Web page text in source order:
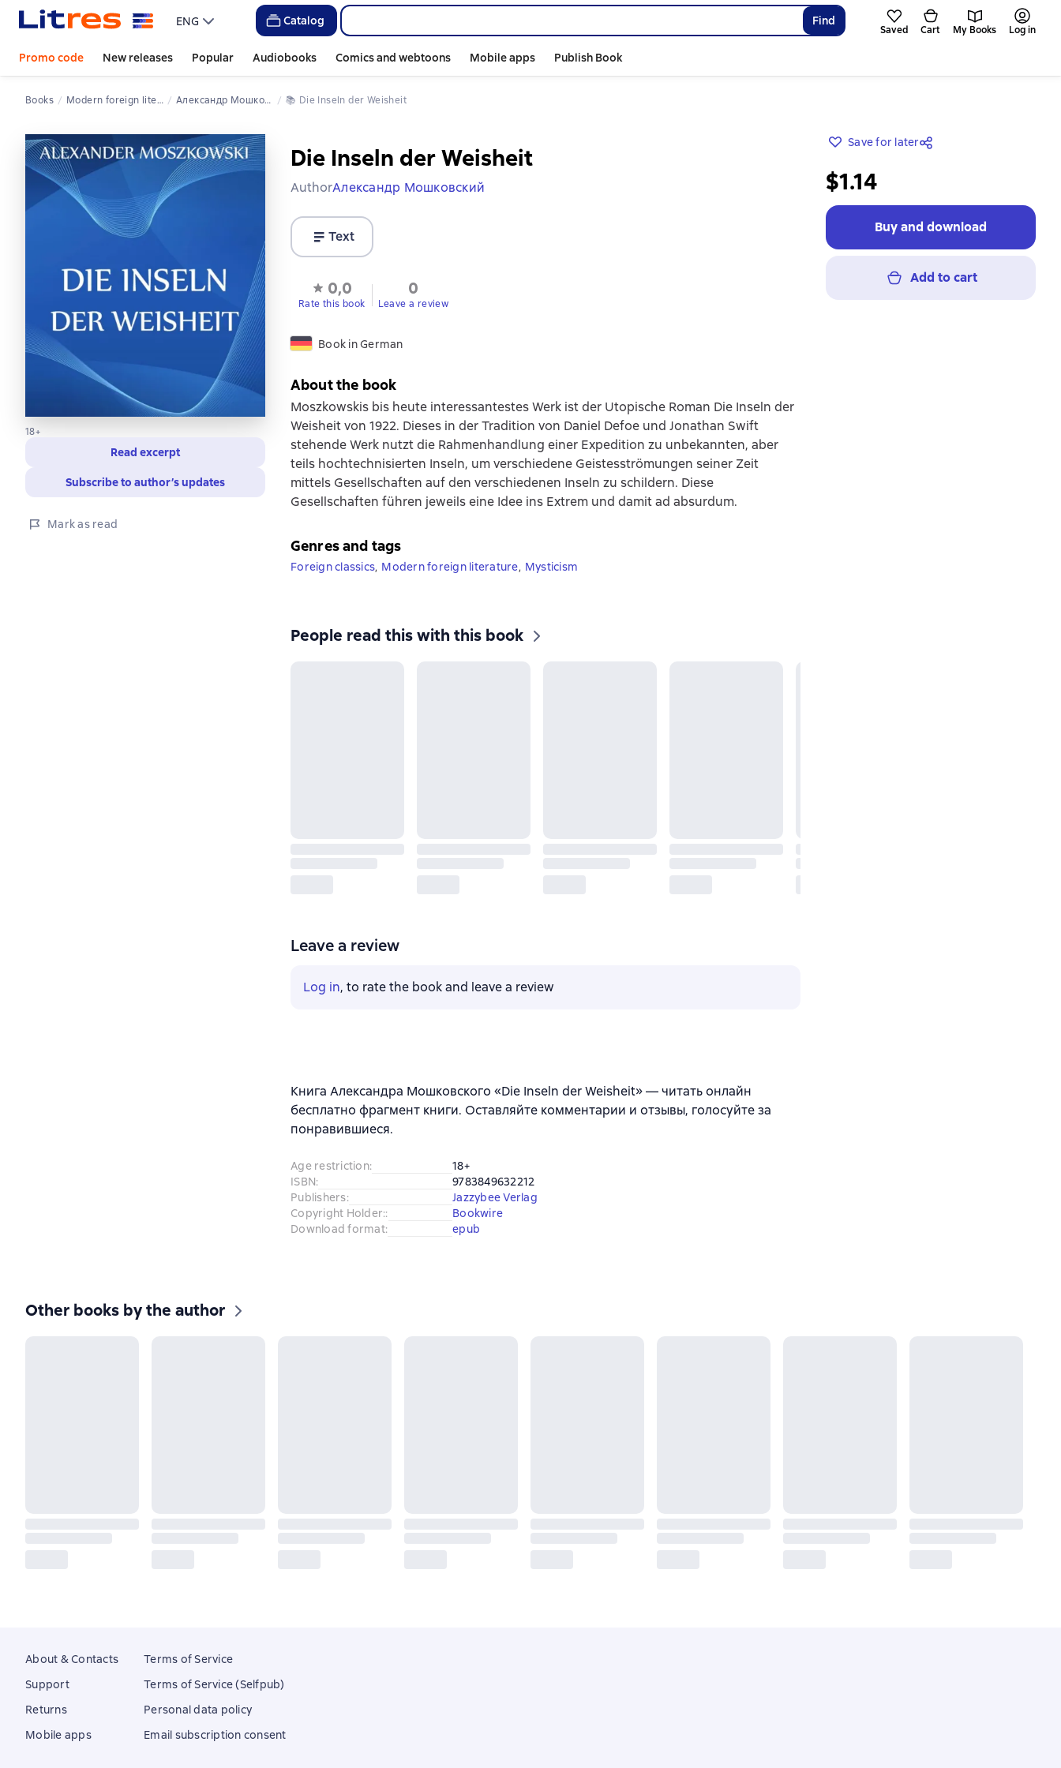
ENG Catalog Find
Saved Cart My Books Log in
Promo code New releases Popular Audiobooks Comics and webtoons Mobile apps Publish Book
Books Modern foreign literature Александр Мошковский 📚 Die Inseln der Weisheit
18+
Read excerpt
Subscribe to author’s updates
Mark as read
Die Inseln der Weisheit
AuthorАлександр Мошковский
Text
0,0
Rate this book
0
Leave a review
Book in German
Save for later
$1.14
Buy and download
Add to cart
About the book
Moszkowskis bis heute interessantestes Werk ist der Utopische Roman Die Inseln der
Weisheit von 1922. Dieses in der Tradition von Daniel Defoe und Jonathan Swift
stehende Werk nutzt die Rahmenhandlung einer Expedition zu unbekannten, aber
teils hochtechnisierten Inseln, um verschiedene Geistesströmungen seiner Zeit
mittels Gesellschaften auf den verschiedenen Inseln zu schildern. Diese
Gesellschaften führen jeweils eine Idee ins Extrem und damit ad absurdum.
Genres and tags
Foreign classics, Modern foreign literature, Mysticism
People read this with this book
Leave a review
Log in, to rate the book and leave a review
Книга Александра Мошковского «Die Inseln der Weisheit» — читать онлайн
бесплатно фрагмент книги. Оставляйте комментарии и отзывы, голосуйте за
понравившиеся.
Age restriction:
18+
ISBN:
9783849632212
Publishers:
Jazzybee Verlag
Copyright Holder::
Bookwire
Download format: epub
Other books by the author
About & Contacts
Support
Returns
Mobile apps
Terms of Service
Terms of Service (Selfpub)
Personal data policy
Email subscription consent